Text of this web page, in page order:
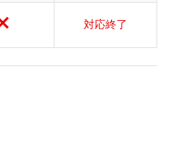
対応終了